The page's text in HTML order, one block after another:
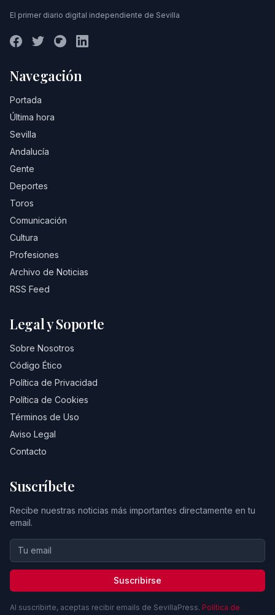
El primer diario digital independiente de Sevilla
Navegación
Portada
Última hora
Sevilla
Andalucía
Gente
Deportes
Toros
Comunicación
Cultura
Profesiones
Archivo de Noticias
RSS Feed
Legal y Soporte
Sobre Nosotros
Código Ético
Política de Privacidad
Política de Cookies
Términos de Uso
Aviso Legal
Contacto
Suscríbete
Recibe nuestras noticias más importantes directamente en tu
email.
Suscribirse
Al suscribirte, aceptas recibir emails de SevillaPress. Política de